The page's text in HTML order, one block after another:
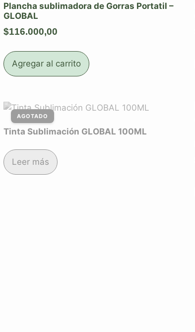
Plancha sublimadora de Gorras Portatil –
GLOBAL
$116.000,00
Agregar al carrito
Tinta Sublimación GLOBAL 100ML
Leer más